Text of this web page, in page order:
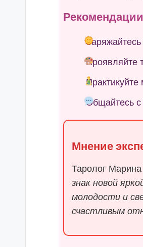
Проявляйте
Общайтесь с
Мнение
Таролог
знак новой
молодости и
счастливым